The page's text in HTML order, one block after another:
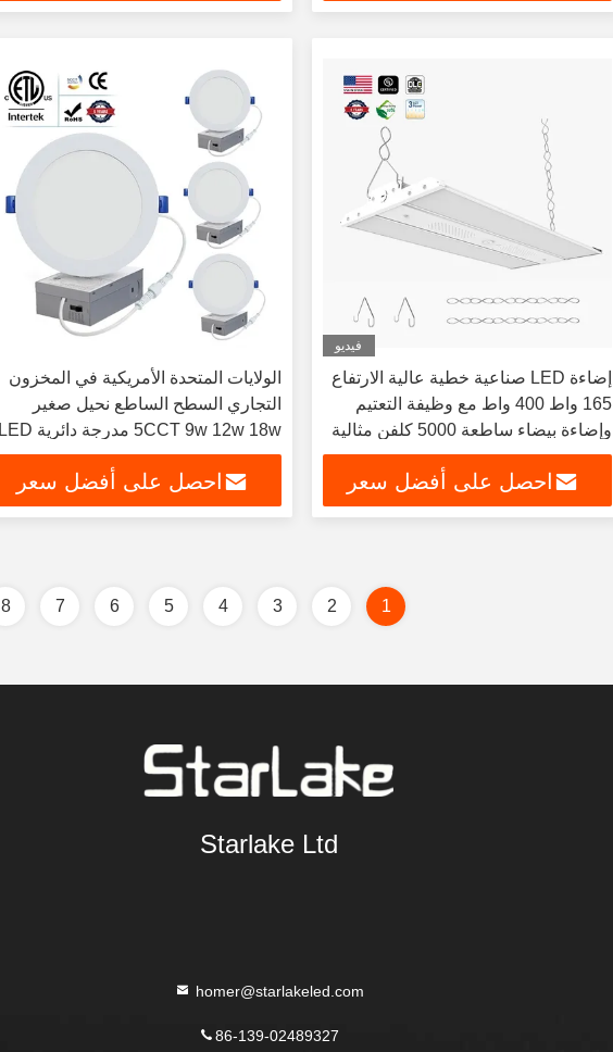
فيديو
إضاءة LED صناعية خطية عالية الارتفاع
165 واط 400 واط مع وظيفة التعتيم
وإضاءة بيضاء ساطعة 5000 كلفن مثالية
للمستودعات والإضاءة
احصل على أفضل سعر
الولايات المتحدة الأمريكية في المخزون
التجاري السطح الساطع نحيل صغير
5CCT 9w 12w 18w مدرجة دائرية LED
لوحة الضوء
احصل على أفضل سعر
1
2
3
4
5
6
7
8
Starlake Ltd
homer@starlakeled.com
86-139-02489327